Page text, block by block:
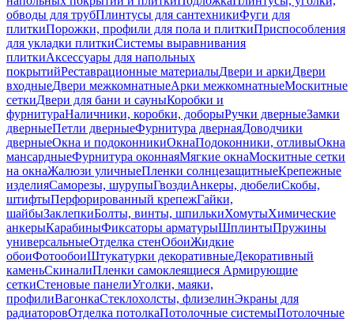
обводы для трубПлинтусы для сантехникиФуги для
плиткиПорожки, профили для пола и плиткиПриспособления
для укладки плиткиСистемы выравнивания
плиткиАксессуары для напольных
покрытийРеставрационные материалыДвери и аркиДвери
входныеДвери межкомнатныеАрки межкомнатныеМоскитные
сеткиДвери для бани и сауныКоробки и
фурнитураНаличники, коробки, доборыРучки дверныеЗамки
дверныеПетли дверныеФурнитура двернаяДоводчики
дверныеОкна и подоконникиОкнаПодоконники, отливыОкна
мансардныеФурнитура оконнаяМягкие окнаМоскитные сетки
на окнаЖалюзи уличныеПленки солнцезащитныеКрепежные
изделияСаморезы, шурупыГвоздиАнкеры, дюбелиСкобы,
штифтыПерфорированный крепежГайки,
шайбыЗаклепкиБолты, винты, шпилькиХомутыХимические
анкерыКарабиныФиксаторы арматурыШплинтыПружины
универсальныеОтделка стенОбоиЖидкие
обоиФотообоиШтукатурки декоративныеДекоративный
каменьСкиналиПленки самоклеящиеся Армирующие
сеткиСтеновые панелиУголки, маяки,
профилиВагонкаСтеклохолсты, флизелинЭкраны для
радиаторовОтделка потолкаПотолочные системыПотолочные